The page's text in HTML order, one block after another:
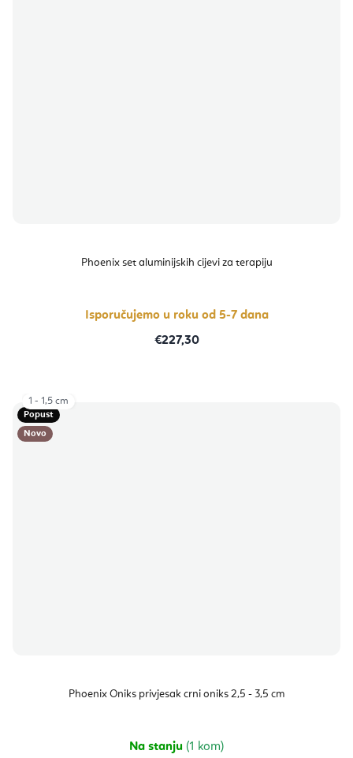
Phoenix set aluminijskih cijevi za terapiju
Isporučujemo u roku od 5-7 dana
€227,30
Popust
Novo
Phoenix Oniks privjesak crni oniks 2,5 - 3,5 cm
Na stanju (1 kom)
1 - 1,5 cm